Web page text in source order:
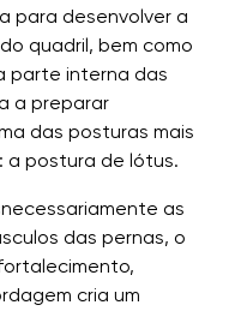
para desenvolver a
quadril, bem como
parte interna das
a preparar
das posturas mais
a postura de lótus.
as
das pernas, o
cria um